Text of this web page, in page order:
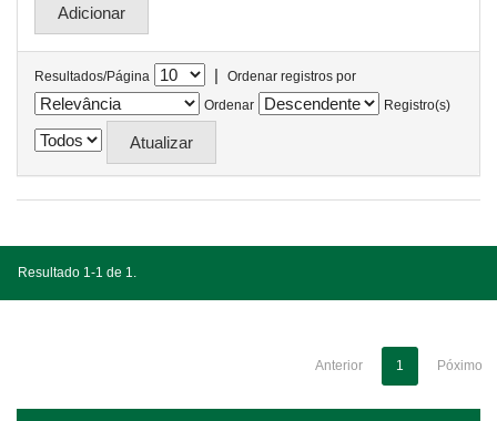
Resultados/Página |
Ordenar registros por
Ordenar
Registro(s)
Resultado 1-1 de 1.
Anterior 1 Póximo